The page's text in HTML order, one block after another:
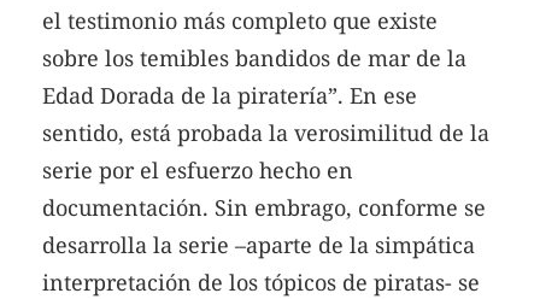
el testimonio más completo que existe
sobre los temibles bandidos de mar de la
Edad Dorada de la piratería”. En ese
sentido, está probada la verosimilitud de la
serie por el esfuerzo hecho en
documentación. Sin embrago, conforme se
desarrolla la serie –aparte de la simpática
interpretación de los tópicos de piratas- se